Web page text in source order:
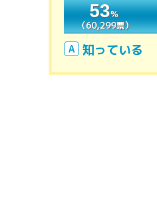
53％
（60,299票）
53％
（60,299票）
A 知っている